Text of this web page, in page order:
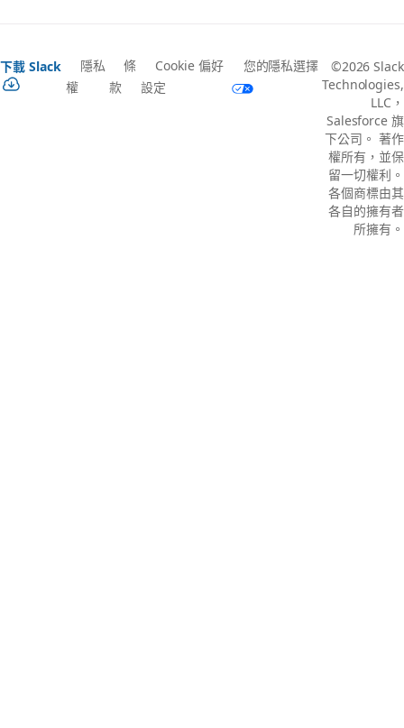
下載 Slack
隱私
權
條
款
Cookie 偏好
設定
您的隱私選擇
©2026 Slack
Technologies,
LLC，
Salesforce 旗
下公司。 著作
權所有，並保
留一切權利。
各個商標由其
各自的擁有者
所擁有。